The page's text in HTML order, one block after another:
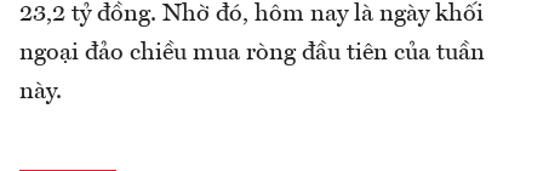
23,2 tỷ đồng. Nhờ đó, hôm nay là ngày khối
ngoại đảo chiều mua ròng đầu tiên của tuần
này.